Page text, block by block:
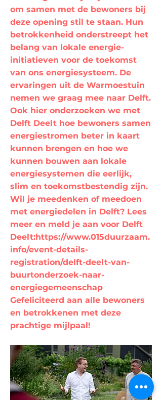
om samen met de bewoners bij
deze opening stil te staan. Hun
betrokkenheid onderstreept het
belang van lokale energie-
initiatieven voor de toekomst
van ons energiesysteem. De
ervaringen uit de Warmoestuin
nemen we graag mee naar Delft.
Ook hier onderzoeken we met
Delft Deelt hoe bewoners samen
energiestromen beter in kaart
kunnen brengen en hoe we
kunnen bouwen aan lokale
energiesystemen die eerlijk,
slim en toekomstbestendig zijn.
Wil je meedenken of meedoen
met energiedelen in Delft? Lees
meer en meld je aan voor Delft
Deelt:https://www.015duurzaam.
info/event-details-
registration/delft-deelt-van-
buurtonderzoek-naar-
energiegemeenschap
Gefeliciteerd aan alle bewoners
en betrokkenen met deze
prachtige mijlpaal!